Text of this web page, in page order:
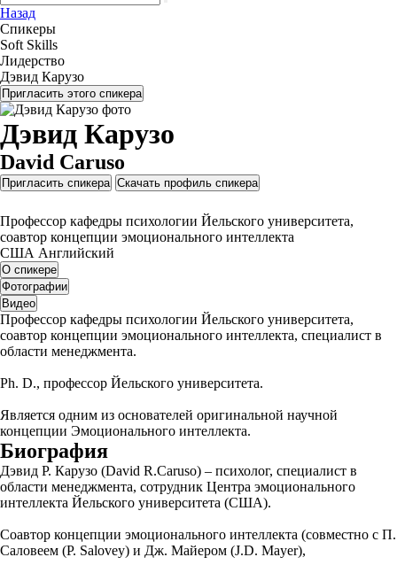
Назад
Спикеры
Soft Skills
Лидерство
Дэвид Карузо
Пригласить этого спикера
Дэвид Карузо
David Caruso
Пригласить спикера Скачать профиль спикера
Профессор кафедры психологии Йельского университета,
соавтор концепции эмоционального интеллекта
США Английский
О спикере
Фотографии
Видео
Профессор кафедры психологии Йельского университета,
соавтор концепции эмоционального интеллекта, специалист в
области менеджмента.
Ph. D., профессор Йельского университета.
Является одним из основателей оригинальной научной
концепции Эмоционального интеллекта.
Биография
Дэвид Р. Карузо (David R.Caruso) – психолог, специалист в
области менеджмента, сотрудник Центра эмоционального
интеллекта Йельского университета (США).
Соавтор концепции эмоционального интеллекта (совместно с П.
Саловеем (P. Salovey) и Дж. Майером (J.D. Mayer),